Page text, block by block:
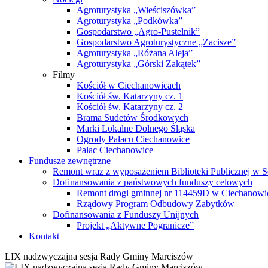
Agroturystyka „Wieściszówka”
Agroturystyka „Podkówka”
Gospodarstwo „Agro-Pustelnik”
Gospodarstwo Agroturystyczne „Zacisze”
Agroturystyka „Różana Aleja”
Agroturystyka „Górski Zakątek”
Filmy
Kościół w Ciechanowicach
Kościół św. Katarzyny cz. 1
Kościół św. Katarzyny cz. 2
Brama Sudetów Środkowych
Marki Lokalne Dolnego Śląska
Ogrody Pałacu Ciechanowice
Pałac Ciechanowice
Fundusze zewnętrzne
Remont wraz z wyposażeniem Biblioteki Publicznej w
Dofinansowania z państwowych funduszy celowych
Remont drogi gminnej nr 114459D w
Rządowy Program Odbudowy Zabytków
Dofinansowania z Funduszy Unijnych
Projekt „Aktywne Pogranicze”
Kontakt
LIX nadzwyczajna sesja Rady Gminy Marciszów